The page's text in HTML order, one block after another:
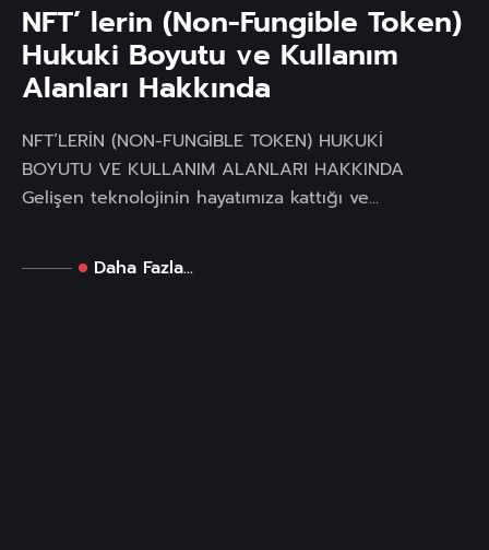
NFT’ lerin (Non-Fungible Token)
Hukuki Boyutu ve Kullanım
Alanları Hakkında
NFT’LERİN (NON-FUNGİBLE TOKEN) HUKUKİ
BOYUTU VE KULLANIM ALANLARI HAKKINDA
Gelişen teknolojinin hayatımıza kattığı ve...
Daha Fazla...